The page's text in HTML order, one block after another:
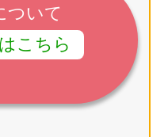
ついて
こちら